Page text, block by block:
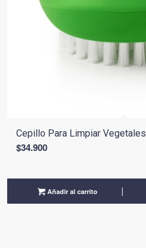
Cepillo Para Limpiar Vegetales
$34.900
Añadir al carrito